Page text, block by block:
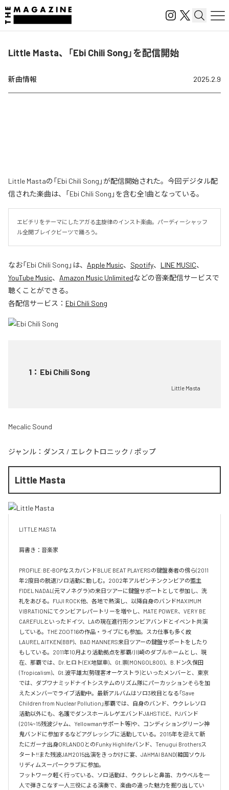
Little Masta、「Ebi Chili Song」を配信開始
新曲情報 2025.2.9
Little Mastaの「Ebi Chili Song」が配信開始された。今回デジタル配
信された楽曲は、「Ebi Chili Song」を含む全1曲となっている。
エビチリをテーマにしたアガる主旋律のインスト楽曲。パーディーシャッフ
ル全開ブレイクビーツで踊ろう。
なお「Ebi Chili Song 」は、 Apple Music、 Spotify、 LINE MUSIC、
YouTube Music、 Amazon Music Unlimitedなどの音楽配信サービスで
聴くことができる。
各配信サービス： Ebi Chili Song
1 ： Ebi Chili Song
Little Masta
Mecalic Sound
ジャンル： ダンス / エレクトロニック / ポップ
Little Masta
LITTLE MASTA
肩書き：音楽家
PROFILE:BE-BOPなスカバンドBLUE BEAT PLAYERSの鍵盤奏者の傍ら(2011
年2度目の脱退)ソロ活動に勤しむ。2002年アルゼンチンクンビアの盟主
FIDEL NADAL(元マノネグラ)の来日ツアーに鍵盤サポートとして参加し、洗
礼をあびる。FUJI ROCK他、各地で熱演し、以降自身のバンドMAXIMUM
VIBRATIONにてクンビアレパートリーを増やし、MATE POWER、VERY BE
CAREFULといったドイツ、LAの現在進行形クンビアバンドとイベント共演
している。THE ZOOT16の作品・ライブにも参加。スカ仕事も多く故
LAUREL AITKEN(BBP)、BAD MANNERS来日ツアーの鍵盤サポートをしたり
もしている。2011年10月より活動拠点を那覇/川崎のダブルホームとし、現
在、那覇では、Dr.ヒロト(EX地獄車)、Gt.崇(MONGOL800)、B.ドン久保田
(Tropicalism)、Gt.波平雄太(勢理客オーケストラ)といったメンバーと、東京
では、ダブワナミッドナイトシステムのリズム隊にパーカッションそらを加
えたメンバーでライブ活動中。最新アルバムはソロ3枚目となる「Save
Children from Nuclear Pollution」那覇では、自身のバンド、ウクレレソロ
活動以外にも、名護でダンスホールレゲエバンドJAHSTICE、PJバンド
(2014~15残波ジャム、Yellowmanサポート等)や、コンディショングリーン神
鬼バンドに参加するなどアグレッシブに活動している。2015年を迎えて新
たにガーナ出身ORLANDOとのFunky Highlifeバンド、Tenugui Brothersス
タート!!また残波JAM2015出演をきっかけに宴、JAHMAI BAND(韓国ソウル
リディムスーパークラブ)に参加。
フットワーク軽く行っている、ソロ活動は、ウクレレと鼻笛、カウベルを一
人で弾きこなす一人三役による演奏で、楽曲の違った魅力を掘り出してい